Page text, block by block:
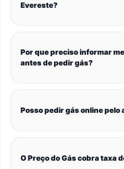
Evereste?
Por que preciso informar
antes de pedir gás?
Posso pedir gás online pelo
O Preço do Gás cobra taxa